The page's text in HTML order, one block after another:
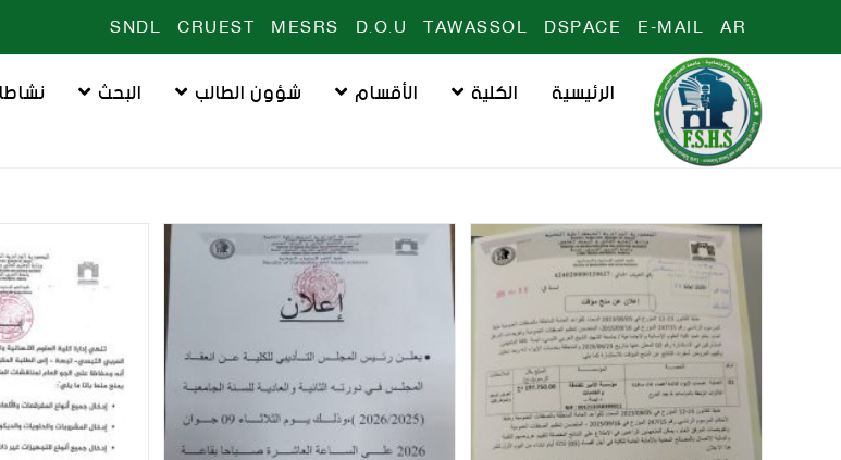
AR
E-MAIL
DSPACE
TAWASSOL
D.O.U
MESRS
CRUEST
SNDL
الرئيسية الكلية الأقسام شؤون الطالب البحث